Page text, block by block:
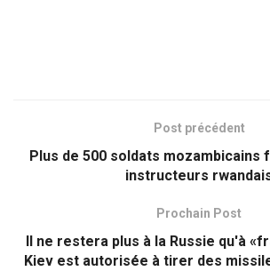
Post précédent
Plus de 500 soldats mozambicains
instructeurs
Prochain Post
Il ne restera plus à la Russie qu'à
Kiev est autorisée à tirer des